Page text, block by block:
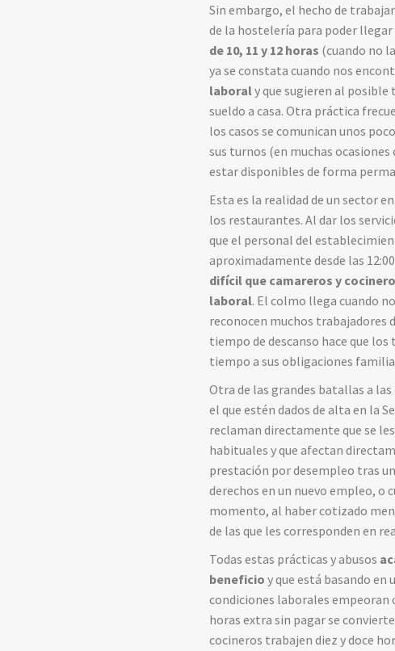
Sin embargo, el hecho de
de la hostelería para poder
de 10, 11 y 12 horas (cuando no
ya se constata cuando nos
laboraly que sugieren al posible
sueldo a casa. Otra práctica
los casos se comunican unos
sus turnos (en muchas
estar disponibles de forma
Esta es la realidad de un sector
los restaurantes. Al dar los
que el personal del
aproximadamente desde las
difícil que camareros y
laboral. El colmo llega cuando
reconocen muchos trabajadores
tiempo de descanso hace que
tiempo a sus obligaciones
Otra de las grandes batallas a
el que estén dados de alta en la
reclaman directamente que se
habituales y que afectan
prestación por desempleo tras
derechos en un nuevo empleo, o
momento, al haber cotizado
de las que les corresponden en
Todas estas prácticas y abusos
beneficio y que está basando en
condiciones laborales empeoran
horas extra sin pagar se
cocineros trabajen diez y doce